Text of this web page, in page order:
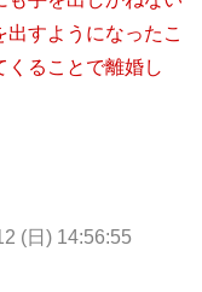
すようになったこ
くることで離婚し
(日) 14:56:55